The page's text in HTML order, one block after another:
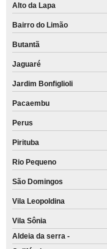
Alto da Lapa
Bairro do Limão
Butantã
Jaguaré
Jardim Bonfiglioli
Pacaembu
Perus
Pirituba
Rio Pequeno
São Domingos
Vila Leopoldina
Vila Sônia
Aldeia da serra -